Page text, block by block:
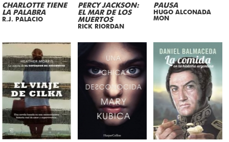
CHARLOTTE TIENE
LA PALABRA
R.J. PALACIO
PERCY JACKSON:
EL MAR DE LOS
MUERTOS
RICK RIORDAN
PAUSA
HUGO ALCONADA
MON